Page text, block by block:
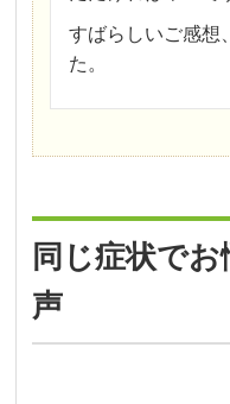
すばらしいご感想
た。
同じ症状で
声